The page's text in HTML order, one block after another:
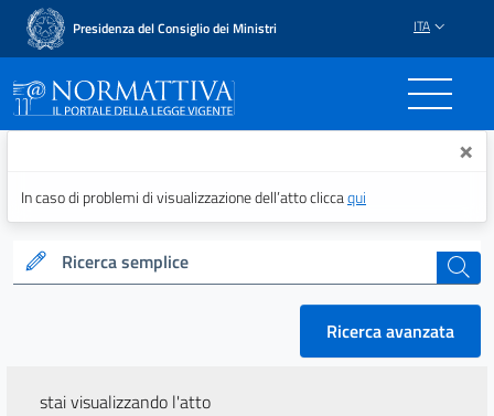
Presidenza del Consiglio dei Ministri ITA
Normattiva - Il portale ×
In caso di problemi di visualizzazione dell’atto cliccaqui
Ricerca semplice cerca
Ricerca avanzata
stai visualizzando l'atto